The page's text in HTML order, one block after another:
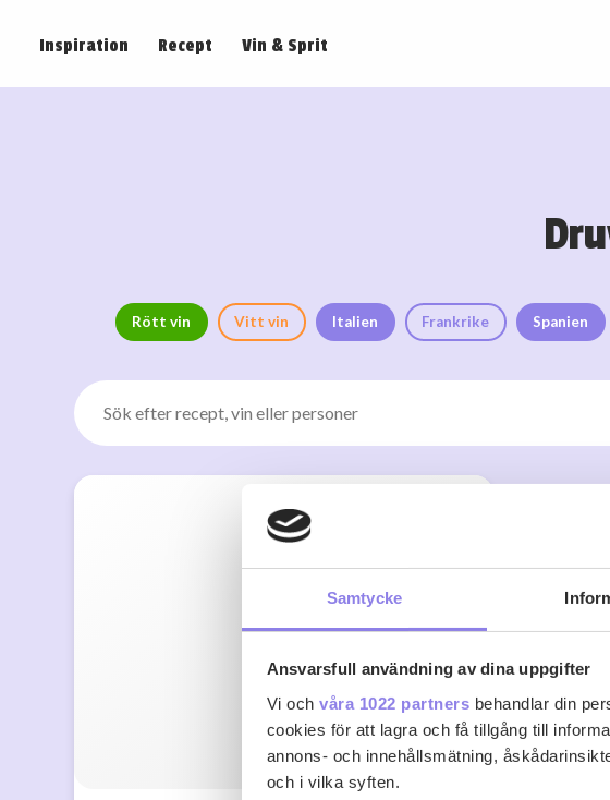
Samtycke
Ansvarsfull användning av dina uppgifter
Vi och våra 1022 partners behandlar din
cookies för att lagra och få tillgång till
annons- och innehållsmätning,
och i vilka syften.
Inspiration Recept Vin & Sprit
Rött vin Vitt vin Italien Frankrike Spanien